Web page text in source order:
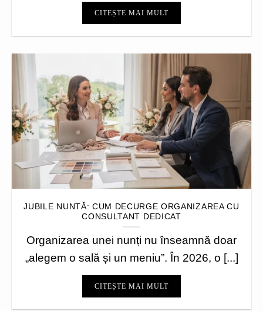
CITEȘTE MAI MULT
JUBILE NUNTĂ: CUM DECURGE ORGANIZAREA CU
CONSULTANT DEDICAT
Organizarea unei nunți nu înseamnă doar
„alegem o sală și un meniu”. În 2026, o [...]
CITEȘTE MAI MULT